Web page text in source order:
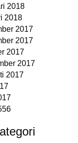
2018
2018
2017
2017
2017
2017
2017